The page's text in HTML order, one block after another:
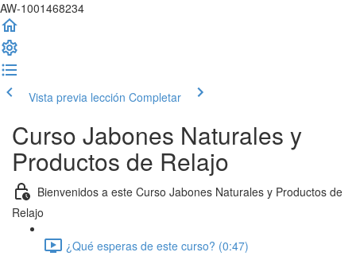
AW-1001468234
Vista previa lección Completar
Curso Jabones Naturales y
Productos de Relajo
Bienvenidos a este Curso Jabones Naturales y Productos de
Relajo
¿Qué esperas de este curso? (0:47)